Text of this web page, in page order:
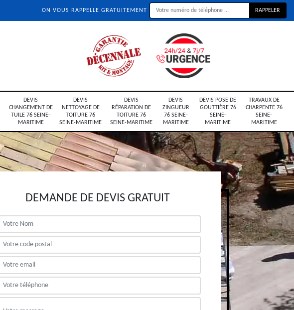
ON VOUS RAPPELLE GRATUITEMENT
DEVIS
CHANGEMENT DE
TUILE 76 SEINE-
MARITIME
DEVIS
NETTOYAGE DE
TOITURE 76
SEINE-MARITIME
DEVIS
RÉPARATION DE
TOITURE 76
SEINE-MARITIME
DEVIS
ZINGUEUR
76 SEINE-
MARITIME
DEVIS POSE DE
GOUTTIÈRE 76
SEINE-
MARITIME
TRAVAUX DE
CHARPENTE 76
SEINE-
MARITIME
DEMANDE DE DEVIS GRATUIT